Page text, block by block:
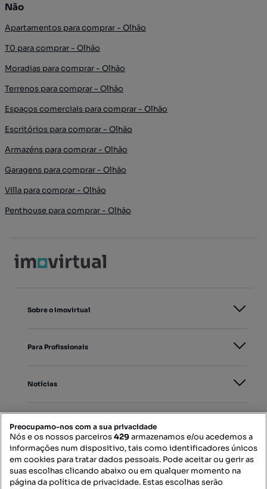
Não
Apartamentos para comprar - Olhão
T0 para comprar - Olhão
Moradias para comprar - Olhão
Terrenos para comprar - Olhão
Espaços comerciais para comprar - Olhão
Escritórios para comprar - Olhão
Armazéns para comprar - Olhão
Garagens para comprar - Olhão
Villa para comprar - Olhão
Penthouse para comprar - Olhão
Sobre o Imovirtual
Para Profissionais
Notícias
Mapa do Site
Preocupamo-nos com a sua privacidade
Nós e os nossos parceiros429armazenamos e/ou acedemos a
informações num dispositivo, tais como identificadores únicos
em cookies para tratar dados pessoais. Pode aceitar ou gerir as
suas escolhas clicando abaixo ou em qualquer momento na
página da política de privacidade. Estas escolhas serão